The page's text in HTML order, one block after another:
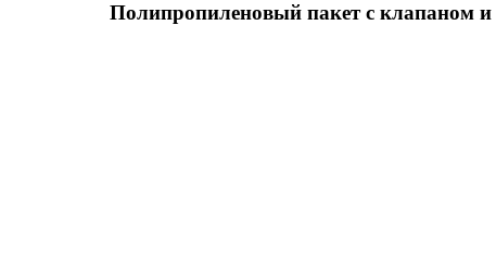
Полипропиленовый пакет с клапаном